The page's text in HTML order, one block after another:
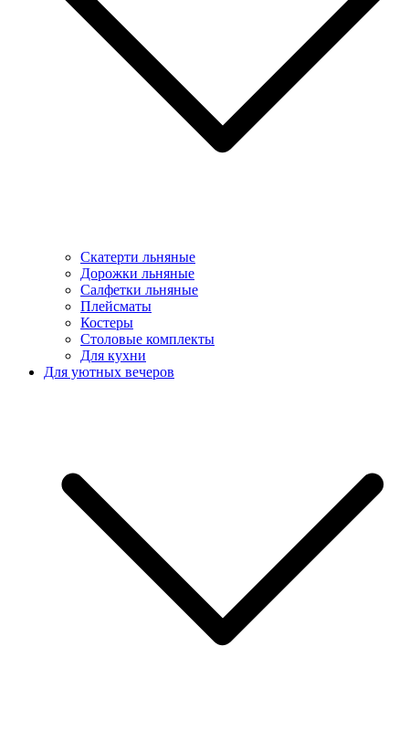
Скатерти льняные
Дорожки льняные
Салфетки льняные
Плейсматы
Костеры
Столовые комплекты
Для кухни
Для уютных вечеров